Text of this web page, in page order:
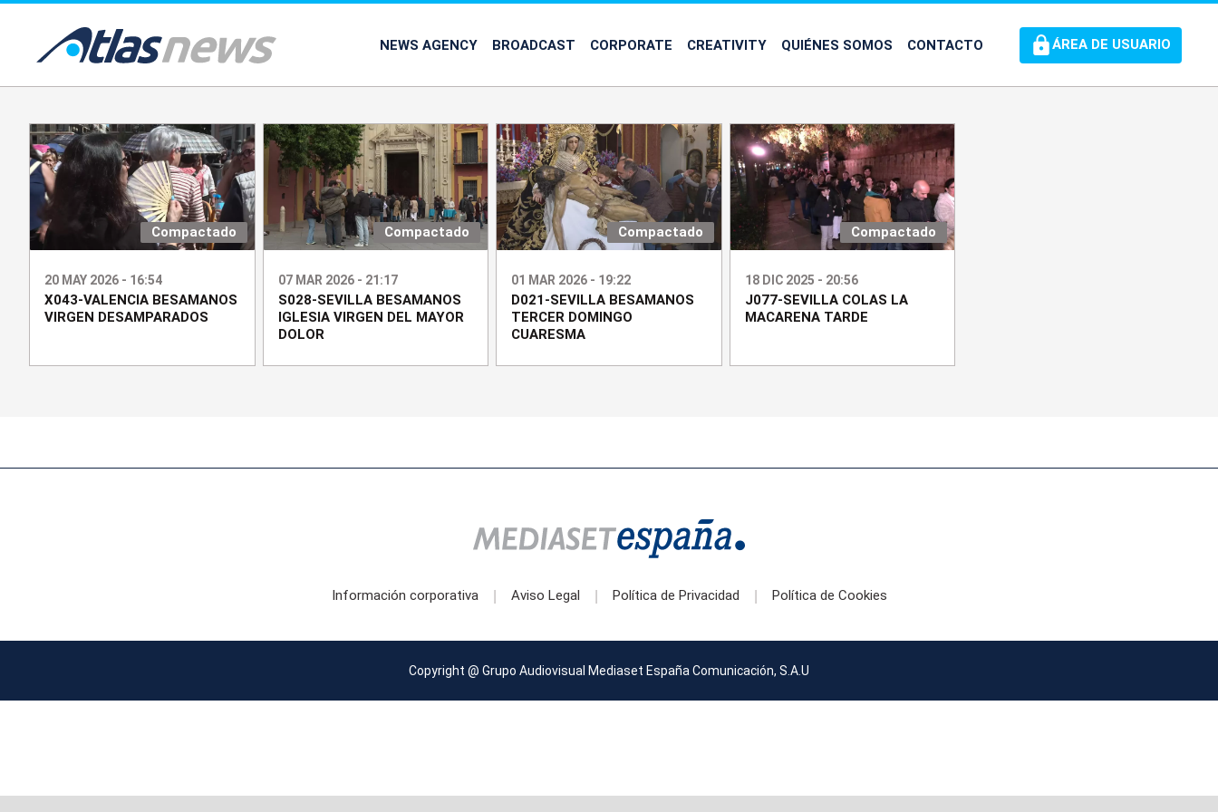
common.go-to-content
NEWS AGENCY BROADCAST CORPORATE CREATIVITY QUIÉNES SOMOS CONTACTO ÁREA DE USUARIO
Compactado
20 MAY 2026 - 16:54
X043-VALENCIA BESAMANOS
VIRGEN DESAMPARADOS
Compactado
07 MAR 2026 - 21:17
S028-SEVILLA BESAMANOS
IGLESIA VIRGEN DEL MAYOR
DOLOR
Compactado
01 MAR 2026 - 19:22
D021-SEVILLA BESAMANOS
TERCER DOMINGO
CUARESMA
Compactado
18 DIC 2025 - 20:56
J077-SEVILLA COLAS LA
MACARENA TARDE
Información corporativa Aviso Legal Política de Privacidad Política de Cookies
Copyright @ Grupo Audiovisual Mediaset España Comunicación, S.A.U